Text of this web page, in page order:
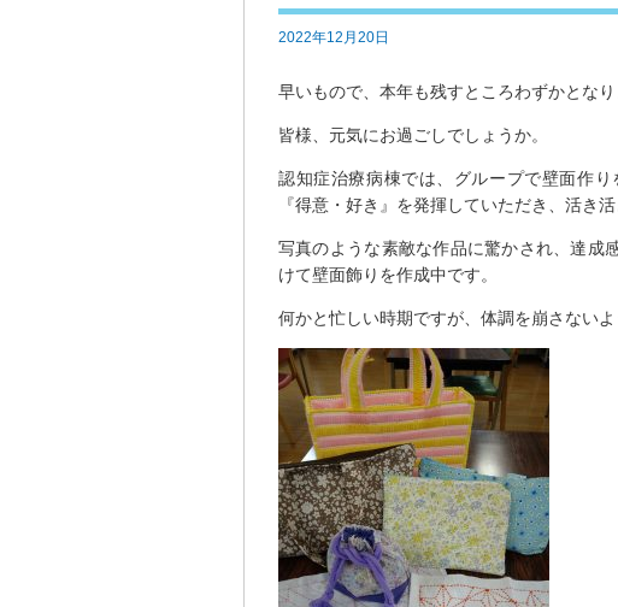
2022年12月20日
早いもので、本年も残すところわずかとなり
皆様、元気にお過ごしでしょうか。
認知症治療病棟では、グループで壁面作
『得意・好き』を発揮していただき、活き
写真のような素敵な作品に驚かされ、達成
けて壁面飾りを作成中です。
何かと忙しい時期ですが、体調を崩さないよ